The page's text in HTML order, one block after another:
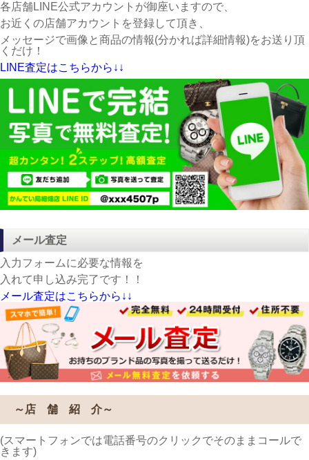
各店舗LINE公式アカウントが御座いますので、
お近くの店舗アカウントを登録して頂き、
メッセージで画像と商品の情報(分かれば詳細情報)をお送り頂
くだけ！
LINE査定はこちらから↓↓
メール査定
入力フォームに必要な情報を
入れて申し込み完了です！！
メール査定はこちらから↓↓
～店 舗 紹 介～
(スマートフォンでは電話番号のクリックでそのままコールで
きます)